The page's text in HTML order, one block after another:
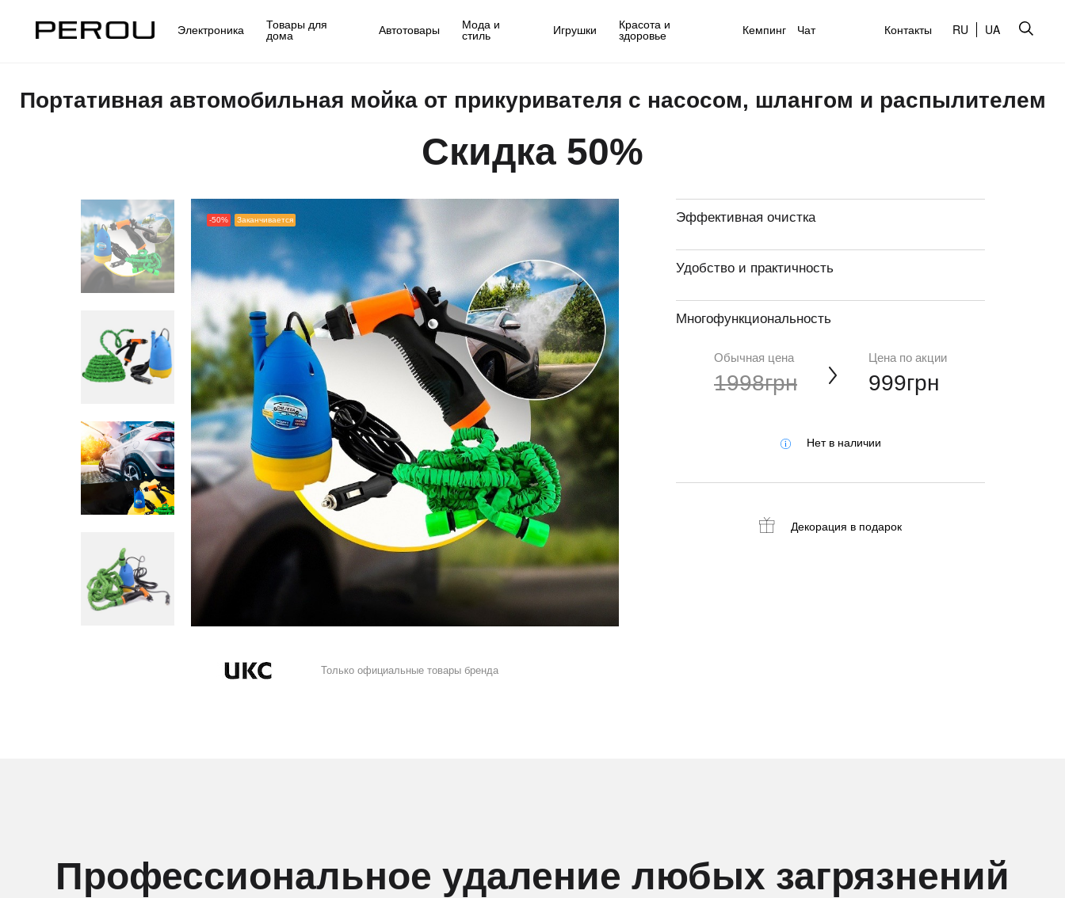
Электроника Товары для
дома Автотовары Мода и
стиль Игрушки Красота и
здоровье Кемпинг Чат Контакты RU UA
Портативная автомобильная мойка от прикуривателя с насосом, шлангом и распылителем
Скидка 50%
-50% Заканчивается
Только официальные товары бренда
Эффективная очистка
Удобство и практичность
Многофункциональность
Обычная цена
1998грн
Цена по акции
999грн
Нет в наличии
Декорация в подарок
Профессиональное удаление любых загрязнений